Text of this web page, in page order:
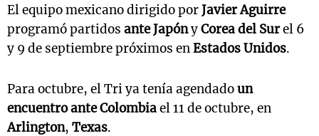
El equipo mexicano dirigido porJavier Aguirre
programó partidos ante JapónyCorea del Surel 6
y 9 de septiembre próximos enEstados Unidos.
Para octubre, el Tri ya tenía agendadoun
encuentro ante Colombiael 11 de octubre, en
Arlington, Texas.